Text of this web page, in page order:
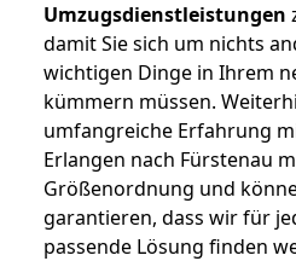
Umzugsdienstleistungen
damit Sie sich um nichts
wichtigen Dinge in Ihrem
kümmern müssen.
umfangreiche Erfahrung
Erlangen nach Fürstenau
Größenordnung und
garantieren, dass wir für
passende Lösung finden